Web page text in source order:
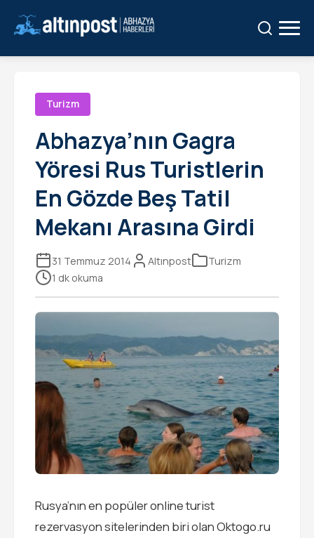
Turizm
Abhazya’nın Gagra
Yöresi Rus Turistlerin
En Gözde Beş Tatil
Mekanı Arasına Girdi
31 Temmuz 2014 Altınpost
Turizm
1 dk okuma
Rusya’nın en popüler online turist
rezervasyon sitelerinden biri olan Oktogo.ru